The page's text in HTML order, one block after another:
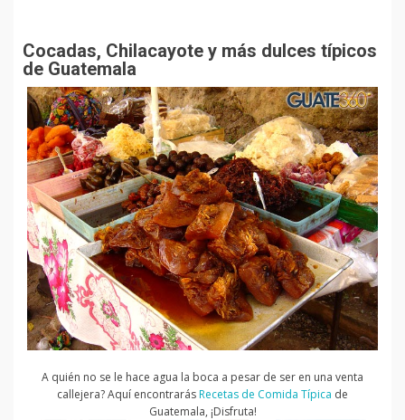
Cocadas, Chilacayote y más dulces típicos
de Guatemala
A quién no se le hace agua la boca a pesar de ser en una venta
callejera? Aquí encontrarásRecetas de Comida Típica de
Guatemala, ¡Disfruta!